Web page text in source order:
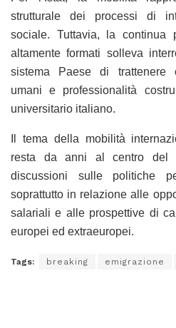
strutturale dei processi di
sociale. Tuttavia, la continua
altamente formati solleva
sistema Paese di trattenere
umani e professionalità
universitario italiano.
Il tema della mobilità
resta da anni al centro del
discussioni sulle politiche
soprattutto in relazione alle
salariali e alle prospettive di
europei ed extraeuropei.
Tags: breaking emigrazione